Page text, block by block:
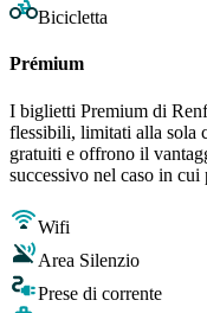
Bicicletta
Prémium
I biglietti Premium di
flessibili, limitati alla sola
gratuiti e offrono il
successivo nel caso in
Wifi
Area Silenzio
Prese di corrente